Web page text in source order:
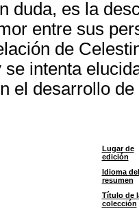
duda, es la
entre sus
de
se intenta
el desarrollo
Lugar de
edición
Idioma del
resumen
Título de
colección